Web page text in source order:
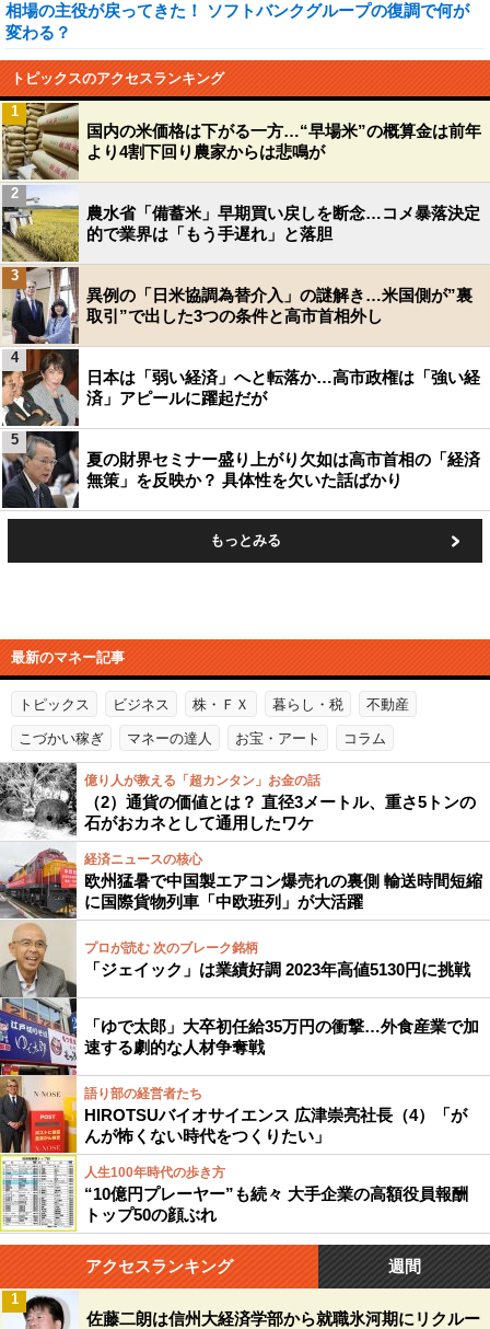
相場の主役が戻ってきた！ ソフトバンクグループの復調で何が
変わる？
トピックスのアクセスランキング
国内の米価格は下がる一方…“早場米”の概算金は前年
より4割下回り農家からは悲鳴が
1
農水省「備蓄米」早期買い戻しを断念…コメ暴落決定
的で業界は「もう手遅れ」と落胆
2
異例の「日米協調為替介入」の謎解き…米国側が”裏
取引”で出した3つの条件と高市首相外し
3
日本は「弱い経済」へと転落か…高市政権は「強い経
済」アピールに躍起だが
4
夏の財界セミナー盛り上がり欠如は高市首相の「経済
無策」を反映か？ 具体性を欠いた話ばかり
5
もっとみる
最新のマネー記事
トピックス ビジネス 株・ＦＸ 暮らし・税 不動産
こづかい稼ぎ マネーの達人 お宝・アート コラム
億り人が教える「超カンタン」お金の話
（2）通貨の価値とは？ 直径3メートル、重さ5トンの
石がおカネとして通用したワケ
経済ニュースの核心
欧州猛暑で中国製エアコン爆売れの裏側 輸送時間短縮
に国際貨物列車「中欧班列」が大活躍
プロが読む 次のブレーク銘柄
「ジェイック」は業績好調 2023年高値5130円に挑戦
「ゆで太郎」大卒初任給35万円の衝撃…外食産業で加
速する劇的な人材争奪戦
語り部の経営者たち
HIROTSUバイオサイエンス 広津崇亮社長（4）「が
んが怖くない時代をつくりたい」
人生100年時代の歩き方
“10億円プレーヤー”も続々 大手企業の高額役員報酬
トップ50の顔ぶれ
アクセスランキング 週間
佐藤二朗は信州大経済学部から就職氷河期にリクルー
1